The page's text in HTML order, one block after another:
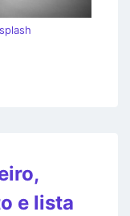
e lista